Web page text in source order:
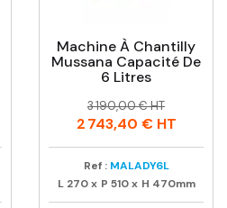
Machine À Chantilly
Mussana Capacité De
6 Litres
Prix
Prix
habituel
3 190,00 € HT
2 743,40 €HT
Ref : MALADY6L
L 270 x P 510 x H 470mm